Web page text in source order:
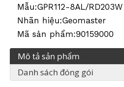
Mẫu:GPR112-8AL/RD203W
Nhãn hiệu:Geomaster
Mã sản phẩm:90159000
Mô tả sản phẩm
Danh sách đóng gói